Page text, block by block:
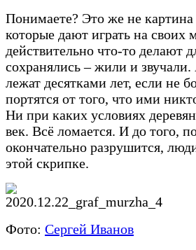
Понимаете? Это же не
которые дают играть на своих
действительно что-то делают
сохранялись – жили и
лежат десятками лет, если не
портятся от того, что ими
Ни при каких условиях
век. Всё ломается. И до того,
окончательно разрушится,
этой скрипке.
Фото: Сергей Иванов